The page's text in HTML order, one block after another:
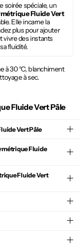
soirée spéciale, un
Fluide Vert
Elle incarne la
plus pour ajouter
vivre des instants
fluidité.
à 30 °C, blanchiment
à sec.
Fluide Vert Pâle
Vert Pâle
Fluide
Fluide Vert